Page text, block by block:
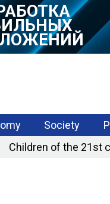
Society
Children of the 21st